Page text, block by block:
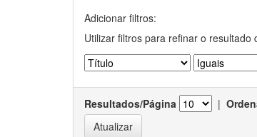
Adicionar filtros:
Utilizar filtros para refinar o resultado
Resultados/Página |